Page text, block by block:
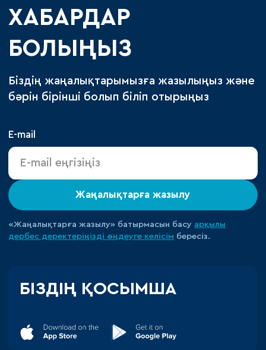
ХАБАРДАР
БОЛЫҢЫЗ
Біздің жаңалықтарымызға жазылыңыз және
бәрін бірінші болып біліп отырыңыз
E-mail
Жаңалықтарға жазылу
«Жаңалықтарға жазылу» батырмасын басу арқылы
дербес деректеріңізді өңдеуге келісім бересіз.
БІЗДІҢ ҚОСЫМША